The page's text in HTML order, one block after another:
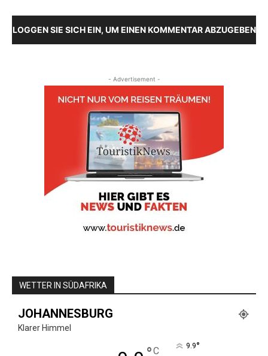
LOGGEN SIE SICH EIN, UM EINEN KOMMENTAR ABZUGEBEN
- Advertisement -
WETTER IN SÜDAFRIKA
JOHANNESBURG
Klarer Himmel
C 9.9°